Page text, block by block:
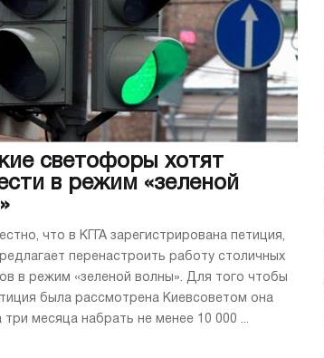
светофоры хотят
в режим «зеленой
что в КГГА зарегистрирована петиция,
перенастроить работу столичных
в режим «зеленой волны». Для того чтобы
была рассмотрена Киевсоветом она
месяца набрать не менее 10 000 ...